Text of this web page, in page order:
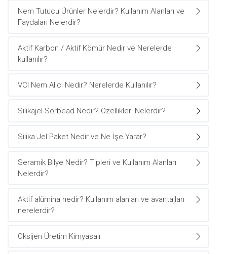
Nem Tutucu Ürünler Nelerdir? Kullanım Alanları ve
Faydaları Nelerdir?
Aktif Karbon / Aktif Kömür Nedir ve Nerelerde
kullanılır?
VCI Nem Alıcı Nedir? Nerelerde Kullanılır?
Silikajel Sorbead Nedir? Özellikleri Nelerdir?
Silika Jel Paket Nedir ve Ne İşe Yarar?
Seramik Bilye Nedir? Tipleri ve Kullanım Alanları
Nelerdir?
Aktif alümina nedir? Kullanım alanları ve avantajları
nerelerdir?
Oksijen Üretim Kimyasalı